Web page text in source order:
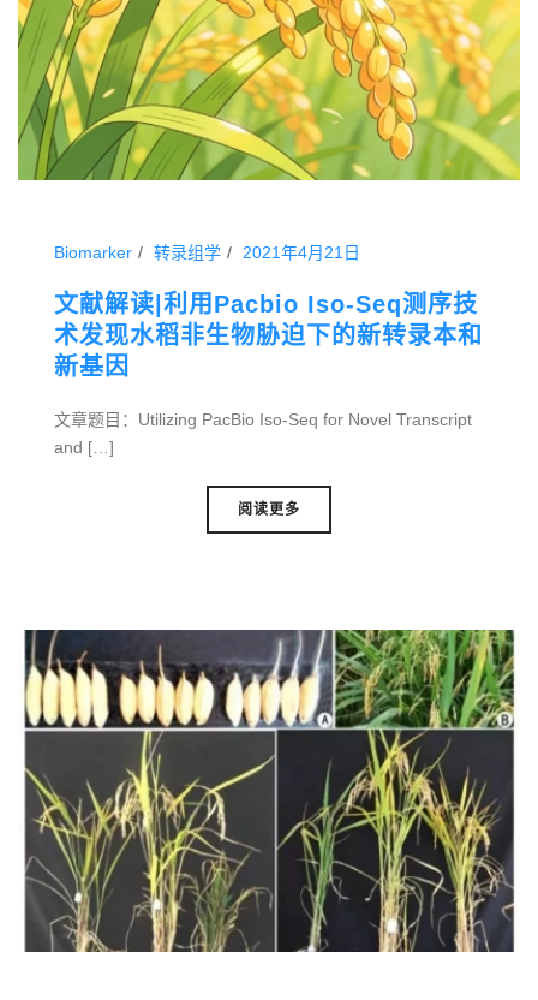
Biomarker 转录组学 2021年4月21日
文献解读|利用Pacbio Iso-Seq测序技
术发现水稻非生物胁迫下的新转录本和
新基因
文章题目：Utilizing PacBio Iso-Seq for Novel Transcript
and […]
阅读更多